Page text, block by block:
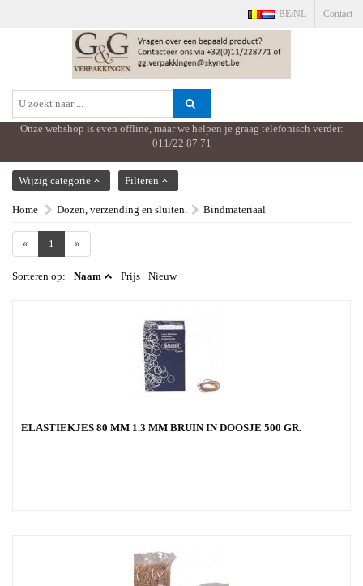
Contact
BE/NL
Onze webshop is even offline, maar we helpen je graag telefonisch verder:
011/22 87 71
TOON MENU
Wijzig categorie Filteren
Home Dozen, verzending en sluiten. Bindmateriaal
« 1 »
Sorteren op: Naam Prijs Nieuw
ELASTIEKJES 80 MM 1.3 MM BRUIN IN DOOSJE 500 GR.